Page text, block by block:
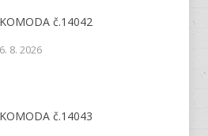
KOMODA č.14042
6. 8. 2026
KOMODA č.14043